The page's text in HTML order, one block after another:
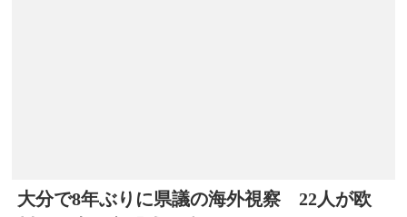
大分で8年ぶりに県議の海外視察 22人が欧